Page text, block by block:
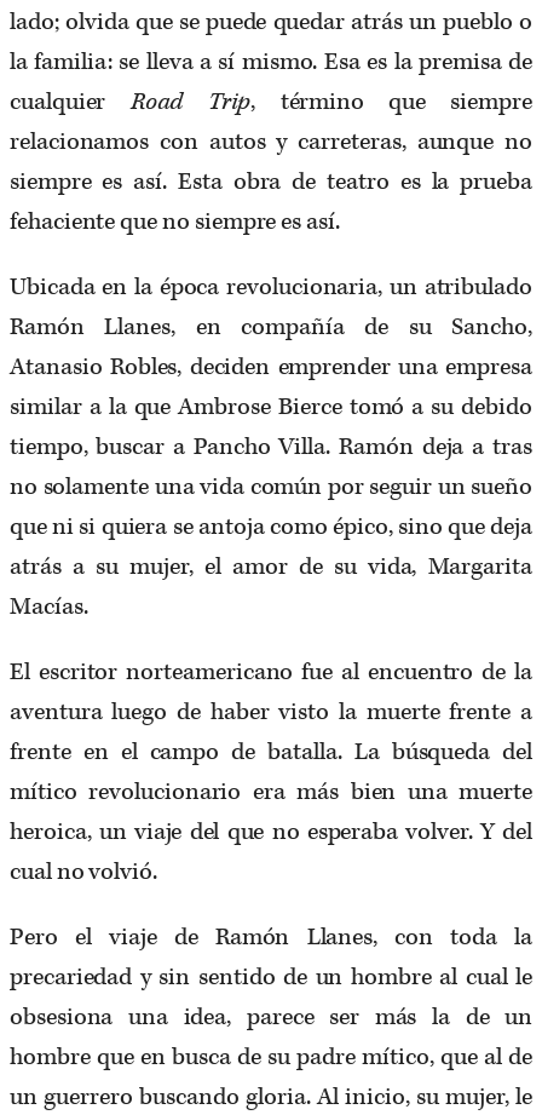
lado; olvida que se puede quedar atrás un pueblo o
la familia: se lleva a sí mismo. Esa es la premisa de
cualquierRoad Trip, término que siempre
relacionamos con autos y carreteras, aunque no
siempre es así. Esta obra de teatro es la prueba
fehaciente que no siempre es así.
Ubicada en la época revolucionaria, un atribulado
Ramón Llanes, en compañía de su Sancho,
Atanasio Robles, deciden emprender una empresa
similar a la que Ambrose Bierce tomó a su debido
tiempo, buscar a Pancho Villa. Ramón deja a tras
no solamente una vida común por seguir un sueño
que ni si quiera se antoja como épico, sino que deja
atrás a su mujer, el amor de su vida, Margarita
Macías.
El escritor norteamericano fue al encuentro de la
aventura luego de haber visto la muerte frente a
frente en el campo de batalla. La búsqueda del
mítico revolucionario era más bien una muerte
heroica, un viaje del que no esperaba volver. Y del
cual no volvió.
Pero el viaje de Ramón Llanes, con toda la
precariedad y sin sentido de un hombre al cual le
obsesiona una idea, parece ser más la de un
hombre que en busca de su padre mítico, que al de
un guerrero buscando gloria. Al inicio, su mujer, le